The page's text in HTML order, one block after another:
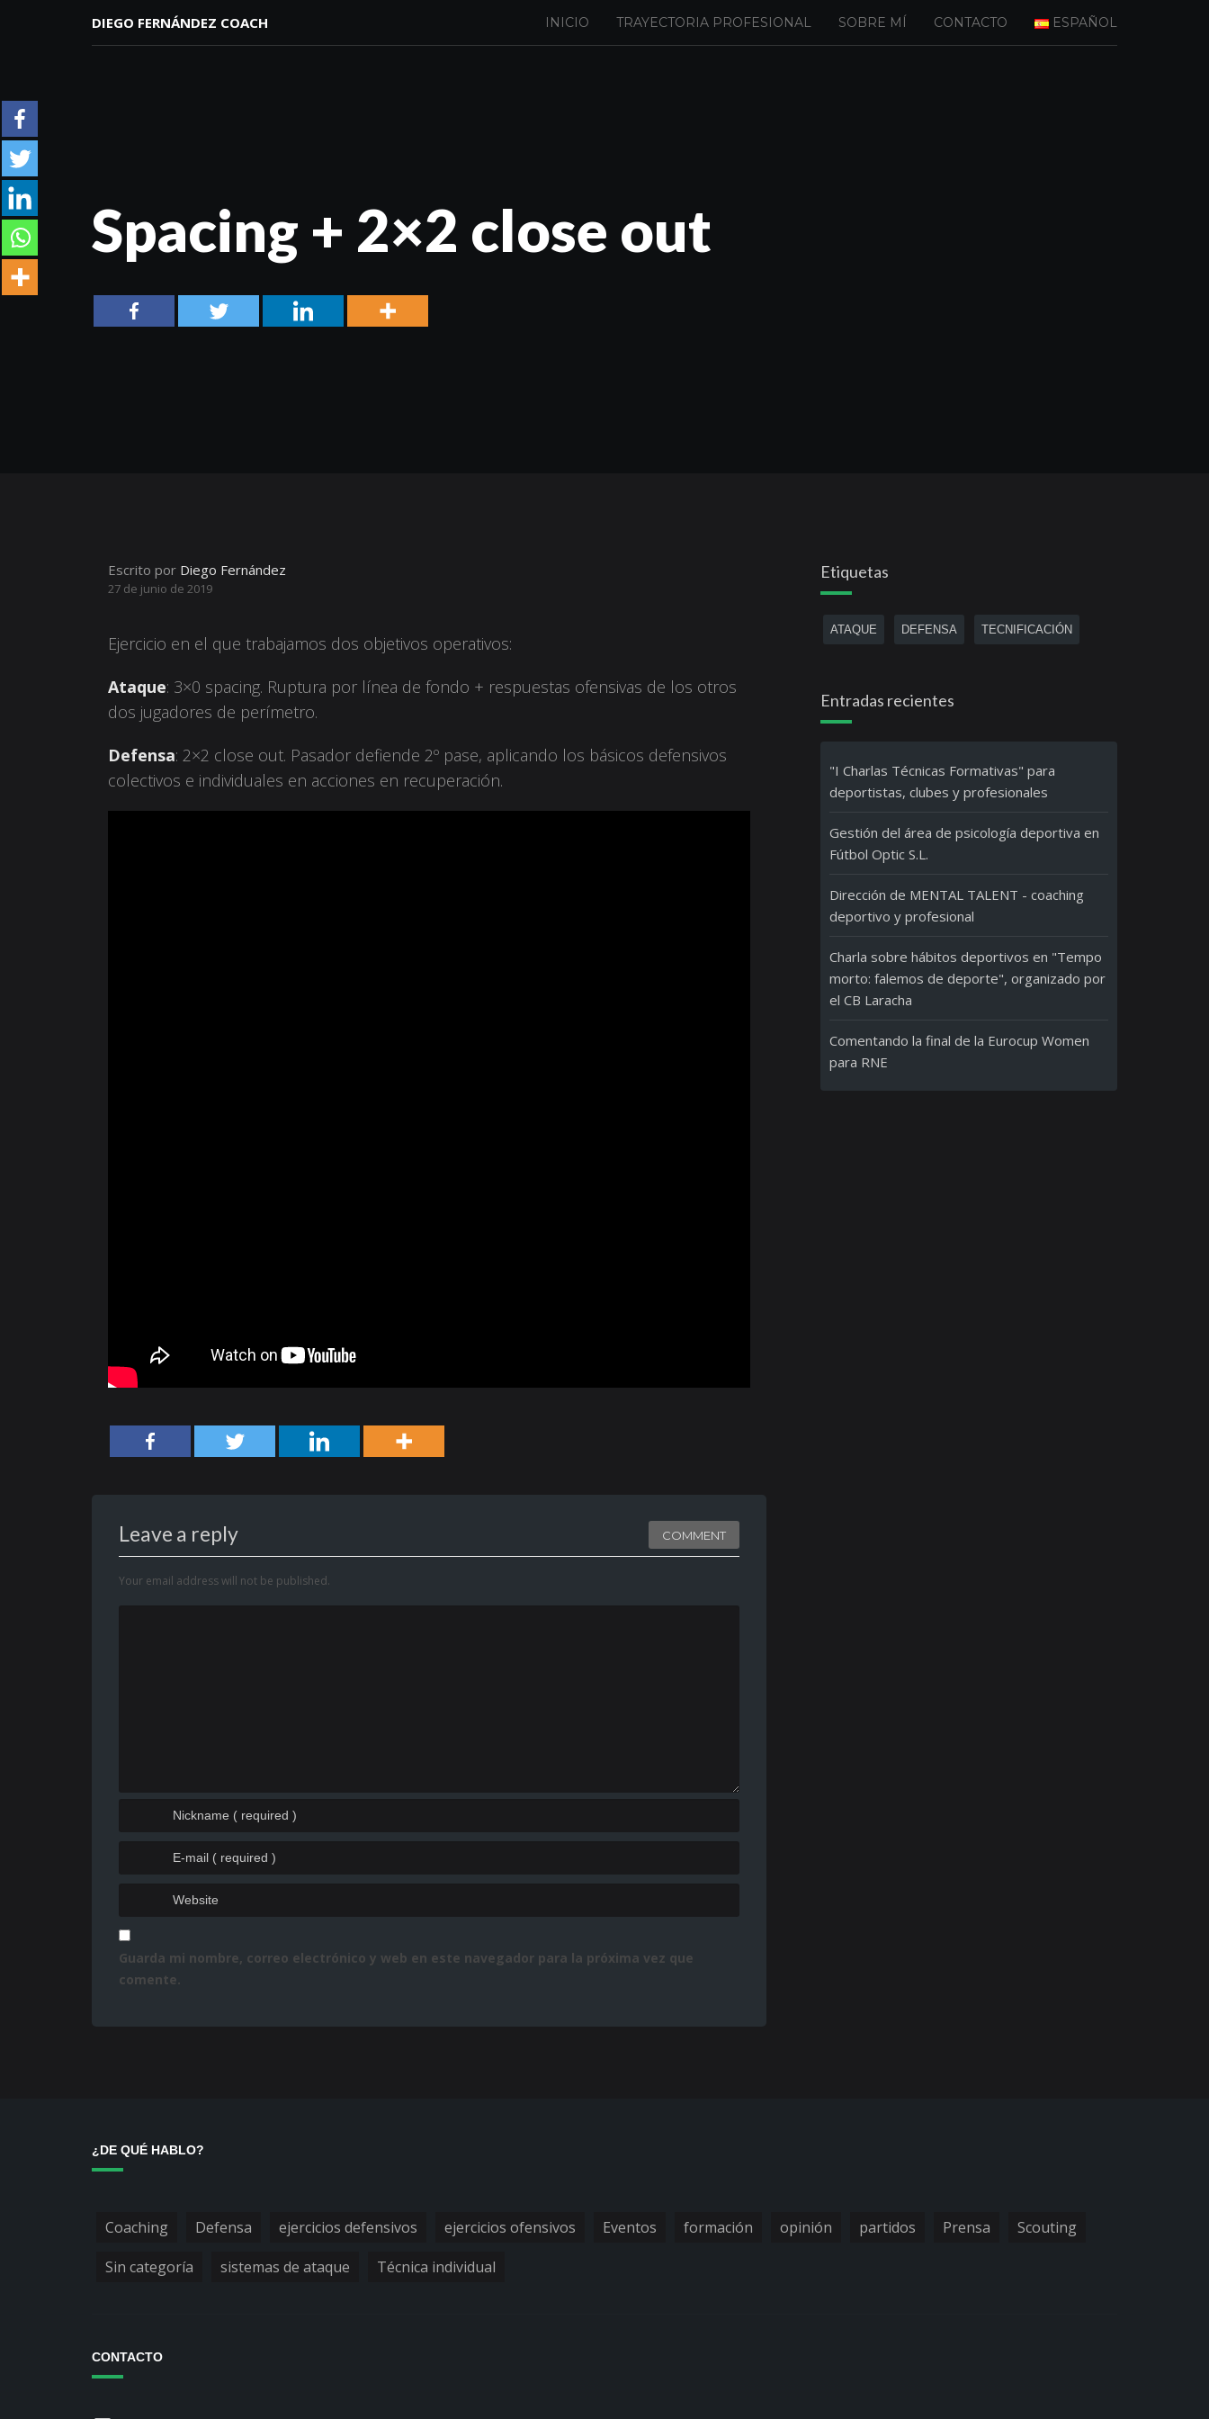
DIEGO FERNÁNDEZ COACH INICIO TRAYECTORIA PROFESIONAL SOBRE MÍ CONTACTO ESPAÑOL
Spacing + 2×2 close out
Escrito por Diego Fernández
27 de junio de 2019
Ejercicio en el que trabajamos dos objetivos operativos:
Ataque: 3×0 spacing. Ruptura por línea de fondo + respuestas ofensivas de los otros
dos jugadores de perímetro.
Defensa: 2×2 close out. Pasador defiende 2º pase, aplicando los básicos defensivos
colectivos e individuales en acciones en recuperación.
Leave a reply COMMENT
Your email address will not be published.
Guarda mi nombre, correo electrónico y web en este navegador para la próxima vez que
comente.
Etiquetas
ATAQUE DEFENSA TECNIFICACIÓN
Entradas recientes
"I Charlas Técnicas Formativas" para
deportistas, clubes y profesionales
Gestión del área de psicología deportiva en
Fútbol Optic S.L.
Dirección de MENTAL TALENT - coaching
deportivo y profesional
Charla sobre hábitos deportivos en "Tempo
morto: falemos de deporte", organizado por
el CB Laracha
Comentando la final de la Eurocup Women
para RNE
¿DE QUÉ HABLO?
Coaching Defensa ejercicios defensivos ejercicios ofensivos Eventos formación opinión partidos Prensa
Scouting
Sin categoría
sistemas de ataque Técnica individual
CONTACTO